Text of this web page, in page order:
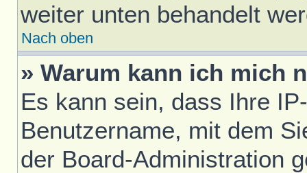
weiter unten behandelt
Nach oben
» Warum kann ich mich
Es kann sein, dass Ihre
Benutzername, mit dem
der Board-Administration